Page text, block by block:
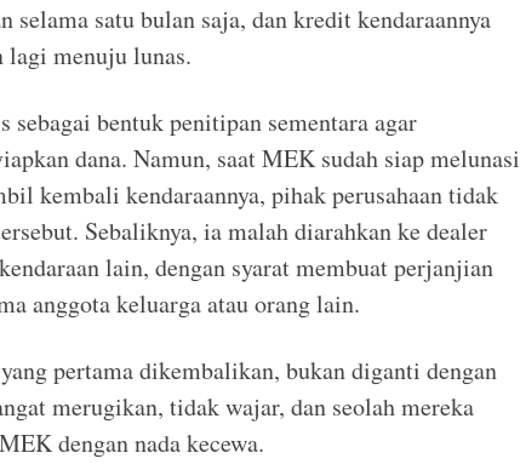
selama satu bulan saja, dan kredit kendaraannya
lagi menuju lunas.
bentuk penitipan sementara agar
dana. Namun, saat MEK sudah siap melunasi
kembali kendaraannya, pihak perusahaan tidak
Sebaliknya, ia malah diarahkan ke dealer
lain, dengan syarat membuat perjanjian
anggota keluarga atau orang lain.
pertama dikembalikan, bukan diganti dengan
merugikan, tidak wajar, dan seolah mereka
dengan nada kecewa.